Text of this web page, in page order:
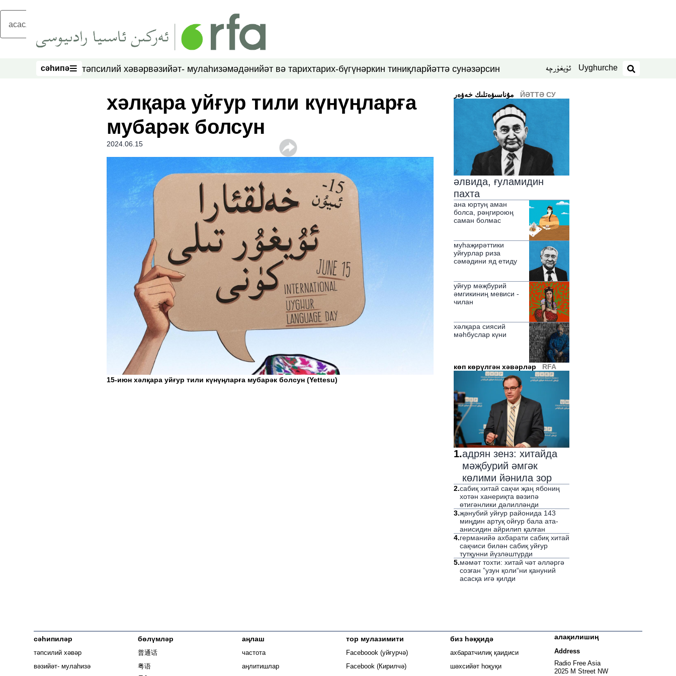
асаслиқ мәзмунға атлаң
сәһипә тәпсилий хәвәрвәзийәт- мулаһизәмәдәнийәт вә тарихтарих-бүгүнәркин тиниқларйәттә сунәзәрсин ئۇيغۇرچە Uyghurche
издәш
хәлқара уйғур тили күнүңларға
мубарәк болсун
2024.06.15
15-июн хәлқара уйғур тили күнүңларға мубарәк болсун (Yettesu)
ЙӘТТӘ СУ
әлвида, ғуламидин
пахта
ана юртуң аман
болса, рәңгироюң
саман болмас
муһаҗирәттики
уйғурлар риза
сәмәдини яд етиду
уйғур мәҗбурий
әмгикиниң мевиси -
чилан
хәлқара сиясий
мәһбуслар күни
көп көрүлгән хәвәрләр RFA
1.адрян зенз: хитайда
мәҗбурий әмгәк
көлими йәнила зор
2.сабиқ хитай сақчи җаң ябониң
хотән ханериқта вәзипә
өтигәнлики дәлилләнди
3.җәнубий уйғур районида 143
миңдин артуқ ойғур бала ата-
анисидин айрилип қалған
4.германийә ахбарати сабиқ хитай
сақчиси билән сабиқ уйғур
тутқунни йүзләштүрди
5.мәмәт тохти: хитай чәт әлләргә
созған ”узун қоли“ни қануний
асасқа игә қилди
сәһипиләр
тәпсилий хәвәр
вәзийәт- мулаһизә
бөлүмләр
普通话
粤语
аңлаш
частота
аңлитишлар
тор мулазимити
Faceboook (уйғурчә) Opens in new window
Facebook (Кирилчә)
биз һәққидә
ахбаратчилиқ қаидиси
шәхсийәт һоқуқи
алақилишиң
Address
Radio Free Asia
2025 M Street NW